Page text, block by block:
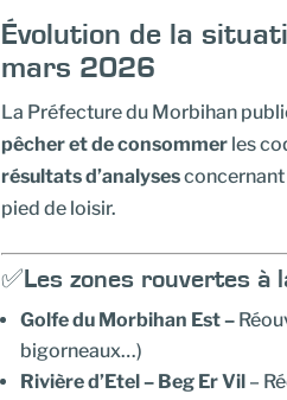
Évolution de la
mars 2026
La Préfecture du Morbihan
pêcher et de consommerles
résultats d’analysesconcernant
pied de loisir.
✅Les zones rouvertes à
Golfe du Morbihan Est –
bigorneaux…)
Rivière d’Etel – Beg Er Vil –